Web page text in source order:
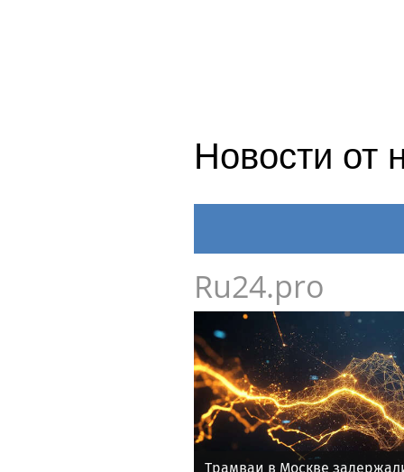
Новости от
Ru24.pro
Трамваи в Москве